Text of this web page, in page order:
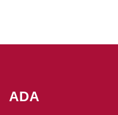
ADA